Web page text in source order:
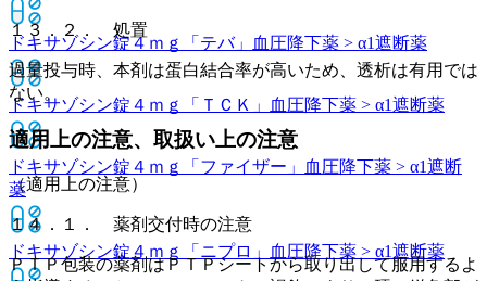
ドキサゾシン錠４ｍｇ「テバ」 血圧降下薬 > α1遮断薬
ドキサゾシン錠４ｍｇ「ＴＣＫ」 血圧降下薬 > α1遮断薬
ドキサゾシン錠４ｍｇ「ファイザー」
血圧降下薬 > α1遮断
薬
ドキサゾシン錠４ｍｇ「ニプロ」 血圧降下薬 > α1遮断薬
１３．２． 処置
過量投与時、本剤は蛋白結合率が高いため、透析は有用では
ない。
適用上の注意、取扱い上の注意
（適用上の注意）
１４．１． 薬剤交付時の注意
ＰＴＰ包装の薬剤はＰＴＰシートから取り出して服用するよ